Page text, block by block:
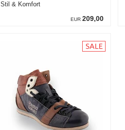
EUR 209,00
Stil & Komfort